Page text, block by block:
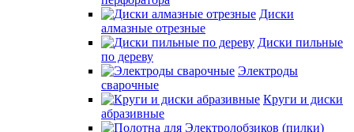
Диски
алмазные отрезные
Диски пильные
по дереву
Электроды
сварочные
Круги и диски
абразивные